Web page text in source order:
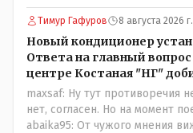
Тимур Гафуров 8 августа 2026
Новый кондиционер
Ответа на главный
центре Костаная "НГ"
maxsaf: Ну тут противоречия
нет, согласен. Но на момент
abaika95: От чужого мнения